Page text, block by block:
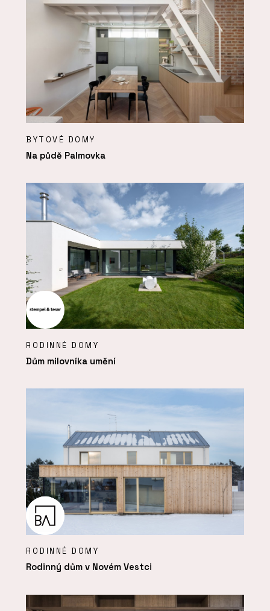
BYTOVÉ DOMY
Na půdě Palmovka
RODINNÉ DOMY
Dům milovníka umění
RODINNÉ DOMY
Rodinný dům v Novém Vestci